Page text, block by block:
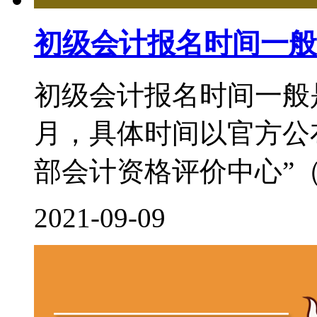
初级会计报名时间一
初级会计报名时间一
月，具体时间以官方
部会计资格评价中心”
2021-09-09